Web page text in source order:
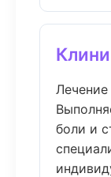
боли и